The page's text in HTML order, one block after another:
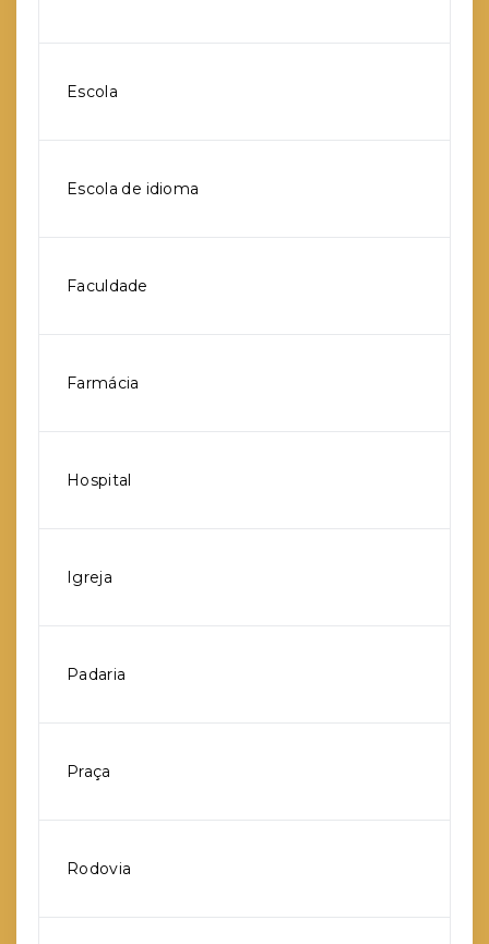
Escola
Escola de idioma
Faculdade
Farmácia
Hospital
Igreja
Padaria
Praça
Rodovia